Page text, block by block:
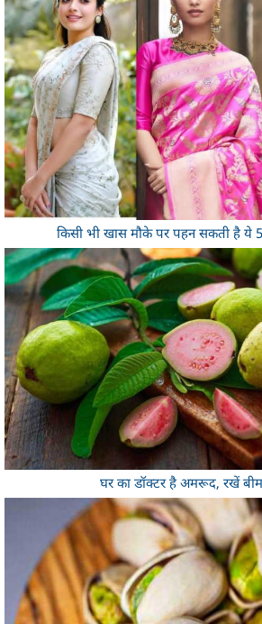
किसी भी खास मौके पर पहन सकती है ये
घर का डॉक्टर है अमरूद, रखें